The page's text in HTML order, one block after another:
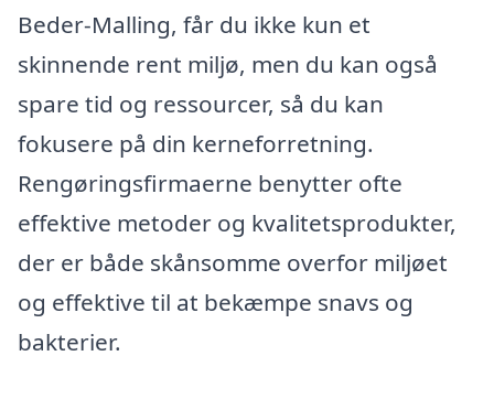
Beder-Malling, får du ikke kun et
skinnende rent miljø, men du kan også
spare tid og ressourcer, så du kan
fokusere på din kerneforretning.
Rengøringsfirmaerne benytter ofte
effektive metoder og kvalitetsprodukter,
der er både skånsomme overfor miljøet
og effektive til at bekæmpe snavs og
bakterier.